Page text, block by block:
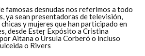
famosas desnudas nos referimos a todo
ya sean presentadoras de televisión,
y mujeres que han participado en
desde Ester Expósito a Cristina
Aitana o Úrsula Corberó o incluso
o Rivers